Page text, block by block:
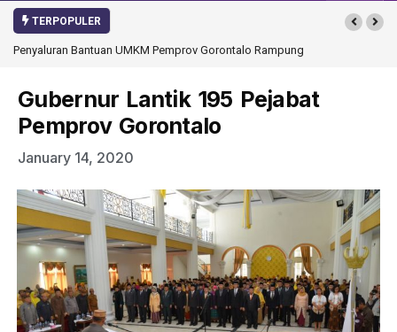
TERPOPULER
Pemprov Gorontalo RampungGorontalo Ikut Dukung Program SMA
Gubernur Lantik 195 Pejabat
Pemprov Gorontalo
January 14, 2020